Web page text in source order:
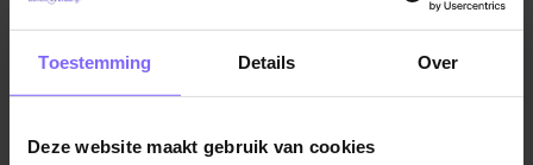
Toestemming Details Over
Deze website maakt gebruik van cookies
Over ons en je collega’s
Bij Envida geloven we dat goede zorg begint bij
komt terecht in een betrokken en warm team
Vacatures in Maastricht|Vacatures in Zuid Limburg|
Vacatures Zorg in Limburg |Vacatures in de ouderenzorg